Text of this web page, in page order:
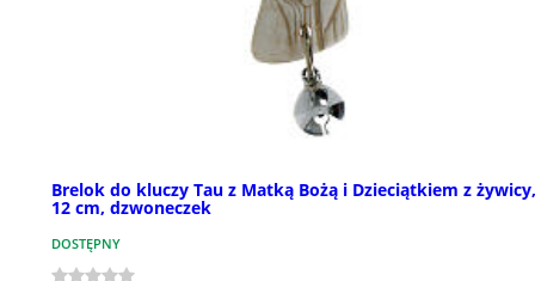
Brelok do kluczy Tau z Matką Bożą i Dzieciątkiem z
12 cm, dzwoneczek
DOSTĘPNY